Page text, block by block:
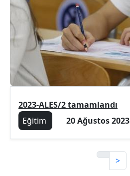
2023-ALES/2 tamamlandı
Eğitim
20 Ağustos 2023
>